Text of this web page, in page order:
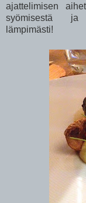
ajattelimisen
syömisestä ja
lämpimästi!